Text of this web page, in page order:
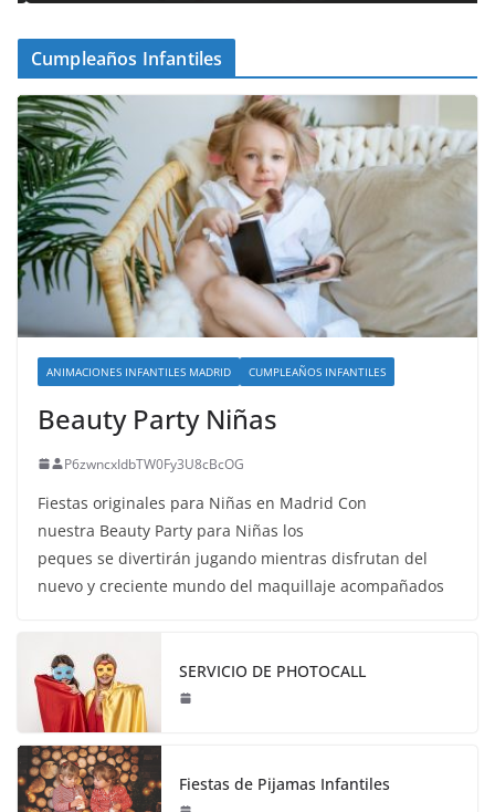
Cumpleaños Infantiles
ANIMACIONES INFANTILES MADRID CUMPLEAÑOS INFANTILES
Beauty Party Niñas
P6zwncxIdbTW0Fy3U8cBcOG
Fiestas originales para Niñas en Madrid Con
nuestra Beauty Party para Niñas los
peques se divertirán jugando mientras disfrutan del
nuevo y creciente mundo del maquillaje acompañados
SERVICIO DE PHOTOCALL
Fiestas de Pijamas Infantiles